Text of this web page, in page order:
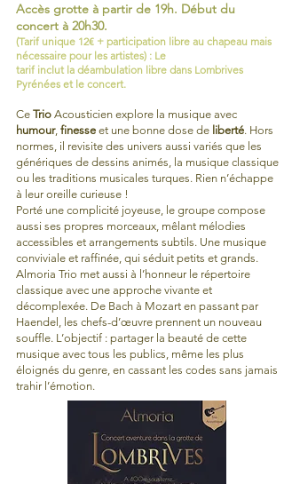
Accès grotte à partir de 19h. Début du
concert à 20h30.
(Tarif unique 12€ + participation libre au chapeau mais
nécessaire pour les artistes) : Le
tarif inclutla déambulation libre dans Lombrives
Pyrénées et le concert.
Ce Trio Acousticien explore la musique avec
humour, finesse et une bonne dose de liberté. Hors
normes, il revisite des univers aussi variés que les
génériques de dessins animés, la musique classique
ou les traditions musicales turques. Rien n’échappe
à leur oreille curieuse !
Porté une complicité joyeuse, le groupe compose
aussi ses propres morceaux, mêlant mélodies
accessibles et arrangements subtils. Une musique
conviviale et raffinée, qui séduit petits et grands.
Almoria Trio met aussi à l’honneur le répertoire
classique avec une approche vivante et
décomplexée. De Bach à Mozart en passant par
Haendel, les chefs-d’œuvre prennent un nouveau
souffle. L’objectif : partager la beauté de cette
musique avec tous les publics, même les plus
éloignés du genre, en cassant les codes sans jamais
trahir l’émotion.